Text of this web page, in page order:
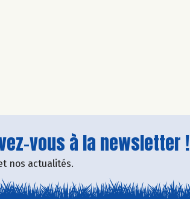
vous à la newsletter !
nos actualités.